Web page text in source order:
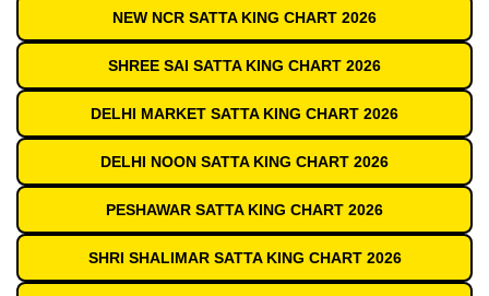
NEW NCR SATTA KING CHART 2026
SHREE SAI SATTA KING CHART 2026
DELHI MARKET SATTA KING CHART 2026
DELHI NOON SATTA KING CHART 2026
PESHAWAR SATTA KING CHART 2026
SHRI SHALIMAR SATTA KING CHART 2026